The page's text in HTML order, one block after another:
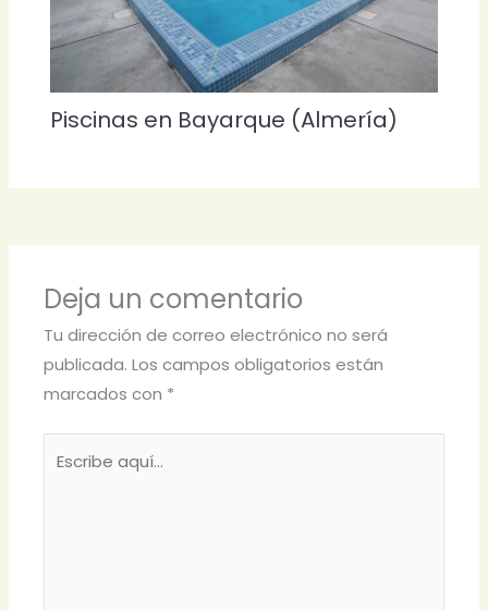
Piscinas en Bayarque (Almería)
Deja un comentario
Tu dirección de correo electrónico no será
publicada. Los campos obligatorios están
marcados con *